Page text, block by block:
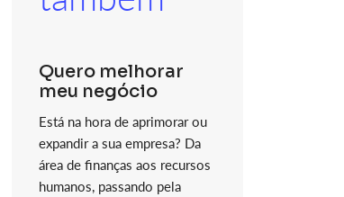
Quero melhorar
meu negócio
Está na hora de aprimorar ou
expandir a sua empresa? Da
área de finanças aos recursos
humanos, passando pela